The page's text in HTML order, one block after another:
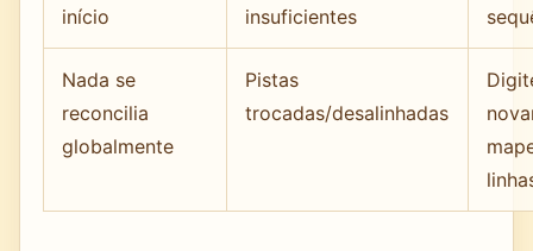
início
insuficientes
Nada se
reconcilia
globalmente
Pistas
trocadas/desalinhadas